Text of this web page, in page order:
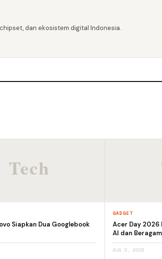
dan ekosistem digital Indonesia.
Siapkan Dua Googlebook
GADGET
Acer Day 2026
AI dan
AUG 3, 2026